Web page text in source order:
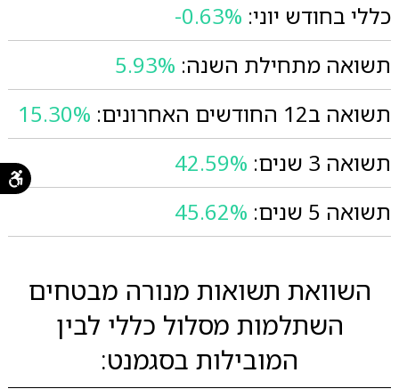
כללי בחודש יוני: -0.63%
תשואה מתחילת השנה: 5.93%
תשואה ב12 החודשים האחרונים:
15.30%
תשואה 3 שנים:
42.59%
תשואה 5 שנים:
45.62%
השוואת תשואות מנורה מבטחים
השתלמות מסלול כללי לבין
המובילות בסגמנט: